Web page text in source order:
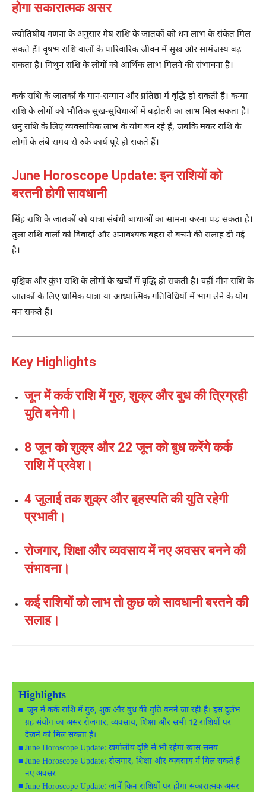
होगा सकारात्मक असर
ज्योतिषीय गणना के अनुसार मेष राशि के जातकों को धन लाभ के संकेत मिल
सकते हैं। वृषभ राशि वालों के पारिवारिक जीवन में सुख और सामंजस्य बढ़
सकता है। मिथुन राशि के लोगों को आर्थिक लाभ मिलने की संभावना है।
कर्क राशि के जातकों के मान-सम्मान और प्रतिष्ठा में वृद्धि हो सकती है। कन्या
राशि के लोगों को भौतिक सुख-सुविधाओं में बढ़ोतरी का लाभ मिल सकता है।
धनु राशि के लिए व्यवसायिक लाभ के योग बन रहे हैं, जबकि मकर राशि के
लोगों के लंबे समय से रुके कार्य पूरे हो सकते हैं।
June Horoscope Update: इन राशियों को
बरतनी होगी सावधानी
सिंह राशि के जातकों को यात्रा संबंधी बाधाओं का सामना करना पड़ सकता है।
तुला राशि वालों को विवादों और अनावश्यक बहस से बचने की सलाह दी गई
है।
वृश्चिक और कुंभ राशि के लोगों के खर्चों में वृद्धि हो सकती है। वहीं मीन राशि के
जातकों के लिए धार्मिक यात्रा या आध्यात्मिक गतिविधियों में भाग लेने के योग
बन सकते हैं।
Key Highlights
जून में कर्क राशि में गुरु, शुक्र और बुध की त्रिग्रही
युति बनेगी।
8 जून को शुक्र और 22 जून को बुध करेंगे कर्क
राशि में प्रवेश।
4 जुलाई तक शुक्र और बृहस्पति की युति रहेगी
प्रभावी।
रोजगार, शिक्षा और व्यवसाय में नए अवसर बनने की
संभावना।
कई राशियों को लाभ तो कुछ को सावधानी बरतने की
सलाह।
Highlights
जून में कर्क राशि में गुरु, शुक्र और बुध की युति बनने जा रही है। इस दुर्लभ
ग्रह संयोग का असर रोजगार, व्यवसाय, शिक्षा और सभी 12 राशियों पर
देखने को मिल सकता है।
June Horoscope Update: खगोलीय दृष्टि से भी रहेगा खास समय
June Horoscope Update: रोजगार, शिक्षा और व्यवसाय में मिल सकते हैं
नए अवसर
June Horoscope Update: जानें किन राशियों पर होगा सकारात्मक असर